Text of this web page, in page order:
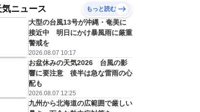
20
(木)
D
27℃
22
30%
21
(金)
D
27℃
30%
予報の
信頼度
B
C
D
気ニュース もっと読む
大型の台風13号が沖縄・奄美に
接近中 明日にかけ暴風雨に厳重
警戒を
2026.08.07 10:17
お盆休みの天気2026 台風の影
響に要注意 後半は急な雷雨の心
配も
2026.08.07 12:25
九州から北海道の広範囲で厳しい